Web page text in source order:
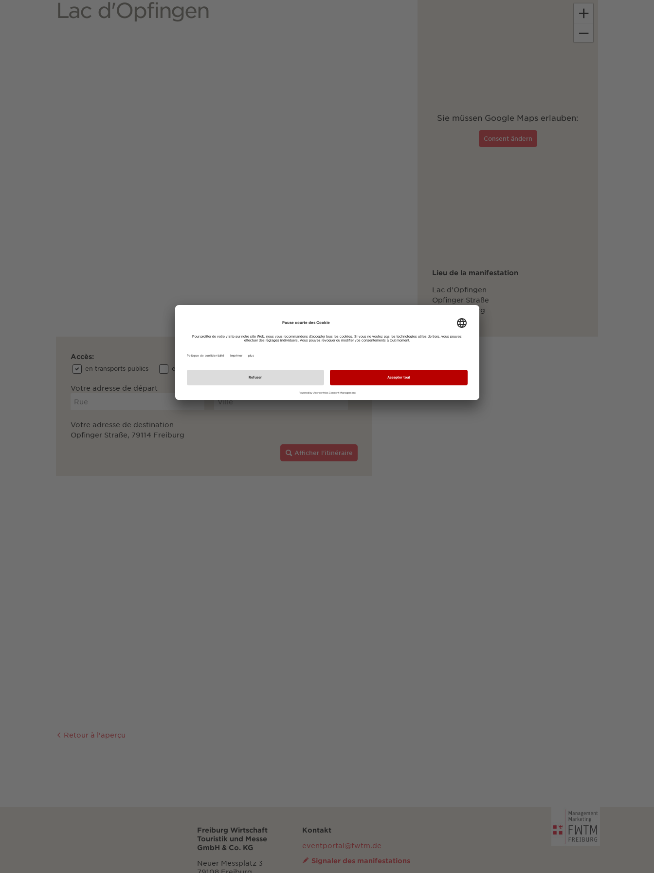
Lac d'Opfingen
Sie müssen Google Maps erlauben:
Consent ändern
+
−
Lieu de la manifestation
Lac d'Opfingen
Opfinger Straße
79114 Freiburg
Accès:
en transports publics en voiture à vélo à pied
Votre adresse de départ
Votre adresse de destination
Opfinger Straße, 79114 Freiburg
Afficher l'itinéraire
Retour à l'aperçu
Freiburg Wirtschaft
Touristik und Messe
GmbH & Co. KG
Neuer Messplatz 3
Kontakt
eventportal@fwtm.de
Signaler des manifestations